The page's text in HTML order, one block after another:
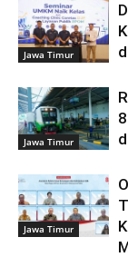
Jawa Timur
Jawa Timur
Jawa Timur